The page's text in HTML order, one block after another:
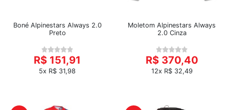
Boné Alpinestars Always 2.0
Preto
R$ 151,91
5x R$ 31,98
Moletom Alpinestars Always
2.0 Cinza
R$ 370,40
12x R$ 32,49